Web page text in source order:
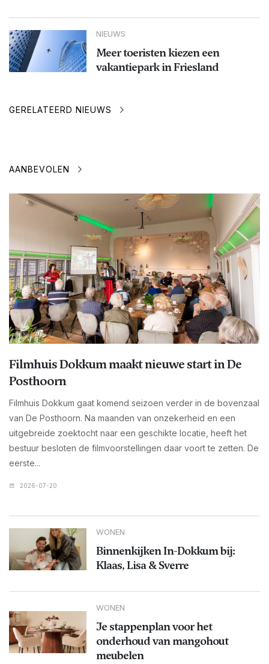
NIEUWS
Meer toeristen kiezen een
vakantiepark in Friesland
GERELATEERD NIEUWS
AANBEVOLEN
Filmhuis Dokkum maakt nieuwe start in De
Posthoorn
Filmhuis Dokkum gaat komend seizoen verder in de bovenzaal
van De Posthoorn. Na maanden van onzekerheid en een
uitgebreide zoektocht naar een geschikte locatie, heeft het
bestuur besloten de filmvoorstellingen daar voort te zetten. De
eerste...
2026-07-20
WONEN
Binnenkijken In-Dokkum bij:
Klaas, Lisa & Sverre
WONEN
Je stappenplan voor het
onderhoud van mangohout
meubelen